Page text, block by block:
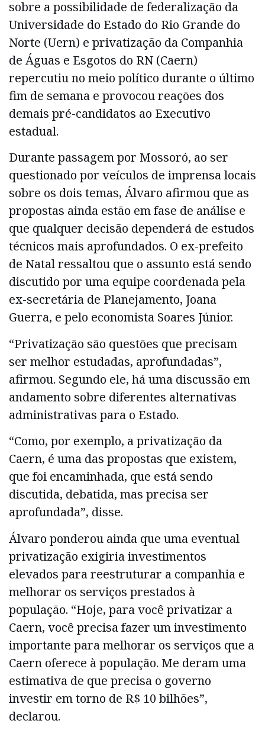
sobre a possibilidade de federalização da
Universidade do Estado do Rio Grande do
Norte (Uern) e privatização da Companhia
de Águas e Esgotos do RN (Caern)
repercutiu no meio político durante o último
fim de semana e provocou reações dos
demais pré-candidatos ao Executivo
estadual.
Durante passagem por Mossoró, ao ser
questionado por veículos de imprensa locais
sobre os dois temas, Álvaro afirmou que as
propostas ainda estão em fase de análise e
que qualquer decisão dependerá de estudos
técnicos mais aprofundados. O ex-prefeito
de Natal ressaltou que o assunto está sendo
discutido por uma equipe coordenada pela
ex-secretária de Planejamento, Joana
Guerra, e pelo economista Soares Júnior.
“Privatização são questões que precisam
ser melhor estudadas, aprofundadas”,
afirmou. Segundo ele, há uma discussão em
andamento sobre diferentes alternativas
administrativas para o Estado.
“Como, por exemplo, a privatização da
Caern, é uma das propostas que existem,
que foi encaminhada, que está sendo
discutida, debatida, mas precisa ser
aprofundada”, disse.
Álvaro ponderou ainda que uma eventual
privatização exigiria investimentos
elevados para reestruturar a companhia e
melhorar os serviços prestados à
população. “Hoje, para você privatizar a
Caern, você precisa fazer um investimento
importante para melhorar os serviços que a
Caern oferece à população. Me deram uma
estimativa de que precisa o governo
investir em torno de R$ 10 bilhões”,
declarou.